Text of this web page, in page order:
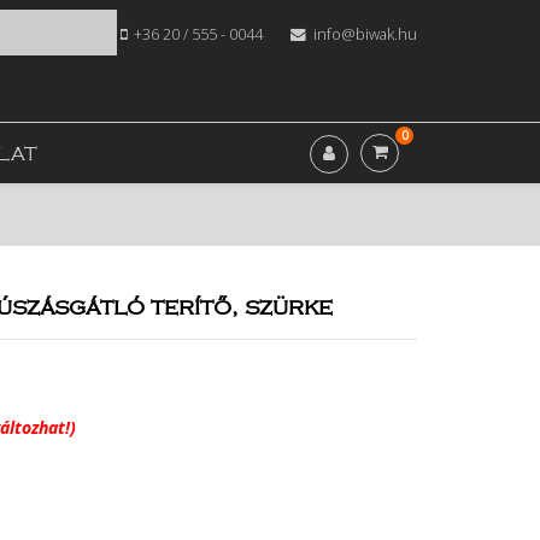
+36 20 / 555 - 0044 info@biwak.hu
0
terítő, szürke